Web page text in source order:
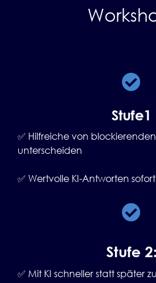
Stufe1
✅ Hilfreiche von
unterscheiden
✅ Wertvolle KI-Antworten
Stufe 2:
✅ Mit KI schneller statt später